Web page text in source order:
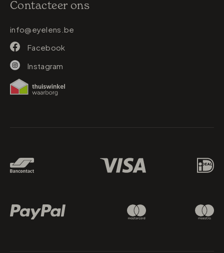
Contacteer ons
info@eyelens.be
Facebook
Instagram